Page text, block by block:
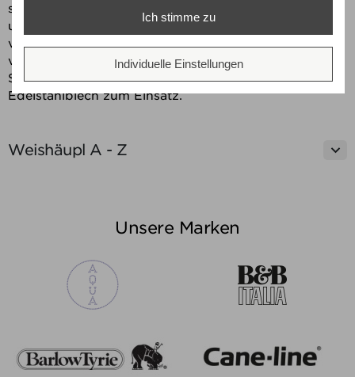
Weishäupl A - Z 
sich ziehen. Alle Modelle werden aus massivem,
unbehandeltem Teak bzw. Teakdeck (Teak mit Silikat
verfugt) gefertigt. Die Fachböden bestehen aus
verzinktem und mattsilber pulverbeschichtetem
Stahlblech, bei den Schubkastenböden kommt
Edelstahlblech zum Einsatz.
Unsere Marken
Ich stimme zu
Individuelle Einstellungen